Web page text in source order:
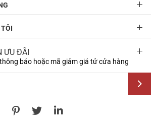
ƯU ĐÃI
báo hoặc mã giảm giá tử cửa hàng